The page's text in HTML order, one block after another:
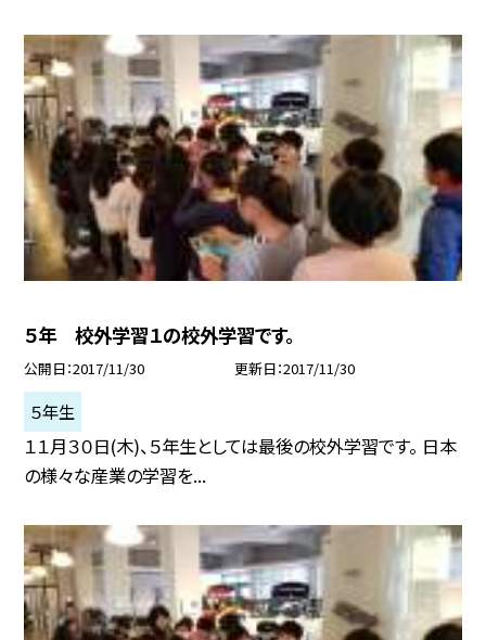
５年 校外学習１の校外学習です。
公開日 2017/11/30 更新日 2017/11/30
５年生
１１月３０日(木)、５年生としては最後の校外学習です。 日本
の様々な産業の学習を...